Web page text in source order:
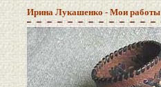
Ирина Лукашенко - Мои работы